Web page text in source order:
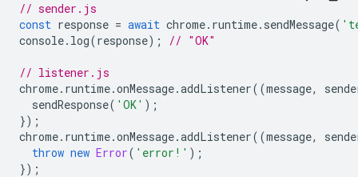
// sender.js
const response = await chrome. runtime. sendMessage(
console. log(response); // "OK"
// listener.js
chrome. runtime.onMessage.addListener((message,
sendResponse( 'OK' );
});
chrome. runtime.onMessage.addListener((message,
throw new Error( 'error!' );
});